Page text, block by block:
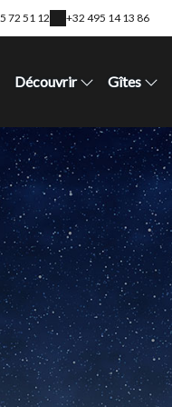
72 51 12 +32 495 14 13 86
Découvrir Gîtes